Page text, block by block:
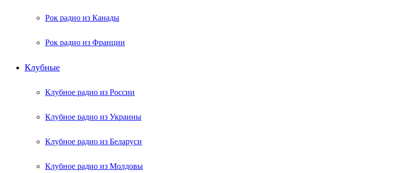
Рок радио из Канады
Рок радио из Франции
Клубные
Клубное радио из России
Клубное радио из Украины
Клубное радио из Беларуси
Клубное радио из Молдовы